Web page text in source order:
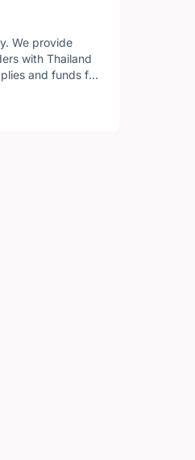
We provide
with Thailand
and funds for